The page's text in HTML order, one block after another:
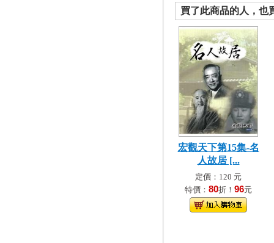
買了此商品的人，也
宏觀天下第15集-名
人故居 [...
定價：120 元
特價： 80折！ 96元